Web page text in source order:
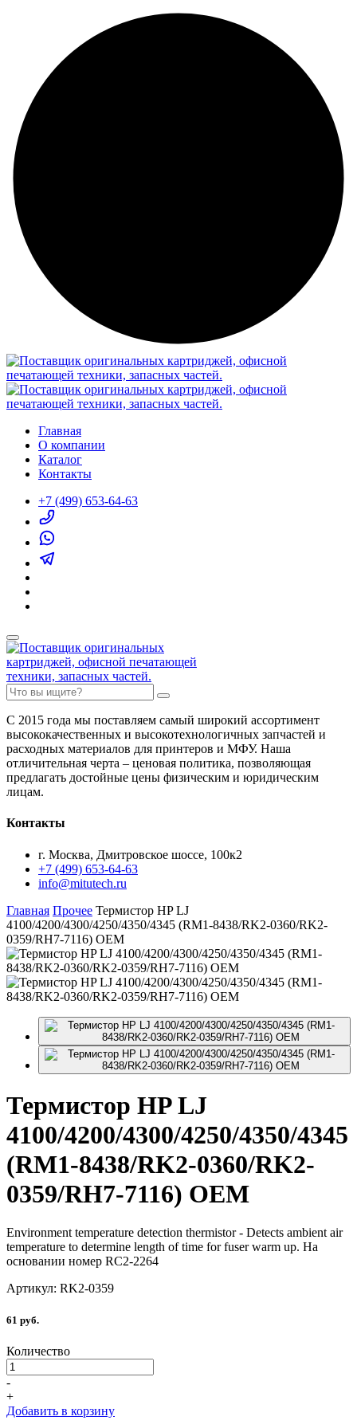
Главная
О компании
Каталог
Контакты
+7 (499) 653-64-63
С 2015 года мы поставляем самый широкий ассортимент
высококачественных и высокотехнологичных запчастей и
расходных материалов для принтеров и МФУ. Наша
отличительная черта – ценовая политика, позволяющая
предлагать достойные цены физическим и юридическим
лицам.
Контакты
г. Москва, Дмитровское шоссе, 100к2
+7 (499) 653-64-63
info@mitutech.ru
Главная Прочее Термистор HP LJ
4100/4200/4300/4250/4350/4345 (RM1-8438/RK2-0360/RK2-
0359/RH7-7116) OEM
Термистор HP LJ
4100/4200/4300/4250/4350/4345
(RM1-8438/RK2-0360/RK2-
0359/RH7-7116) OEM
Environment temperature detection thermistor - Detects ambient air
temperature to determine length of time for fuser warm up. На
основании номер RC2-2264
Артикул: RK2-0359
61 руб.
Количество
-
+
Добавить в корзину